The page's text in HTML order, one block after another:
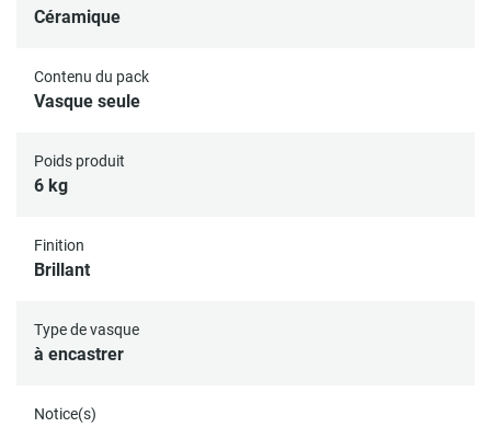
Céramique
Contenu du pack
Vasque seule
Poids produit
6 kg
Finition
Brillant
Type de vasque
à encastrer
Notice(s)